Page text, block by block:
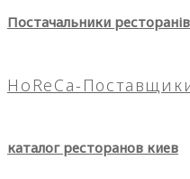
Постачальники
HoReCa-
каталог ресторанов киев